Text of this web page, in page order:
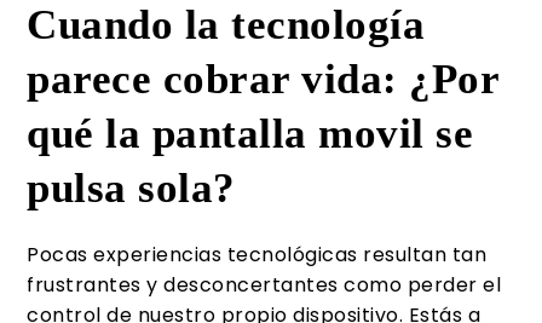
Cuando la tecnología
parece cobrar vida: ¿Por
qué la pantalla movil se
pulsa sola?
Pocas experiencias tecnológicas resultan tan
frustrantes y desconcertantes como perder el
control de nuestro propio dispositivo. Estás a